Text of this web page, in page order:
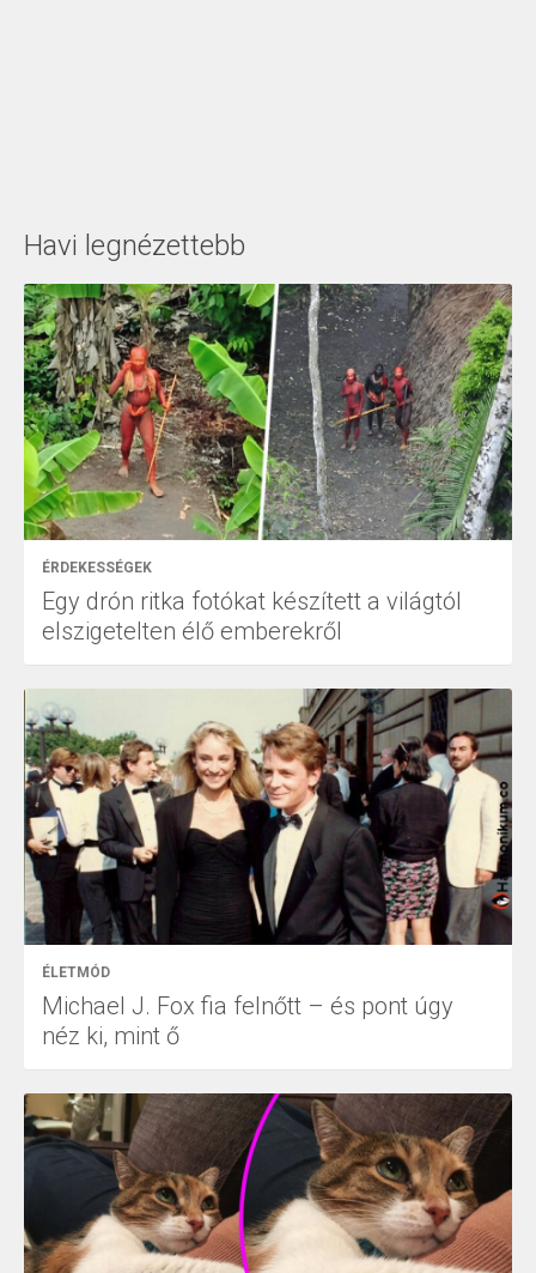
Havi legnézettebb
ÉRDEKESSÉGEK
Egy drón ritka fotókat készített a világtól
elszigetelten élő emberekről
ÉLETMÓD
Michael J. Fox fia felnőtt – és pont úgy
néz ki, mint ő